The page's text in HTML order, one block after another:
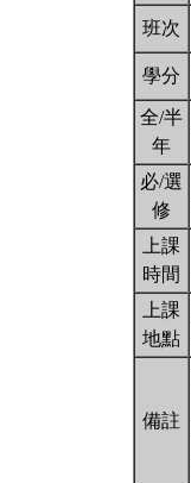
班次
學分
全/半
年
必/選
修
上課
時間
上課
地點
備註